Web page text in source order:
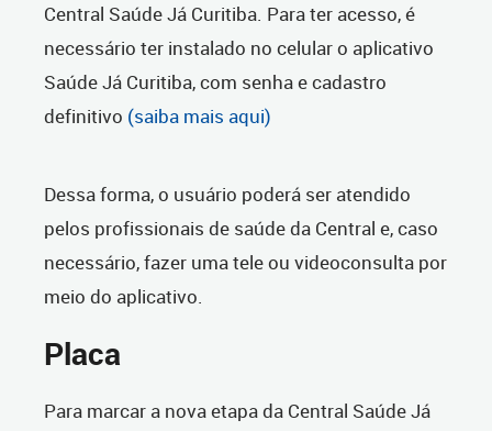
Central Saúde Já Curitiba. Para ter acesso, é
necessário ter instalado no celular o aplicativo
Saúde Já Curitiba, com senha e cadastro
definitivo (saiba mais aqui)
Dessa forma, o usuário poderá ser atendido
pelos profissionais de saúde da Central e, caso
necessário, fazer uma tele ou videoconsulta por
meio do aplicativo.
Placa
Para marcar a nova etapa da Central Saúde Já